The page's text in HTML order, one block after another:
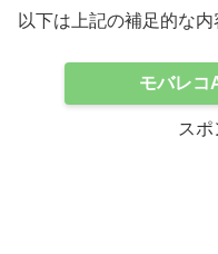
以下は上記の補足的な内
モバレコ
スポ